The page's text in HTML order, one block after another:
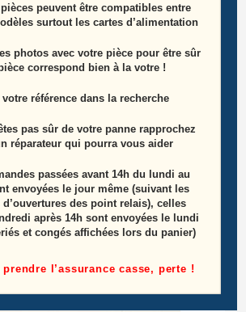
Télé Thomson 55UB6406
08-LH921J1-PW220AA
peuvent être compatibles entre
surtout les cartes d’alimentation
photos avec votre pièce pour être sûr
correspond bien à la votre !
votre référence dans la recherche
pas sûr de votre panne rapprochez
réparateur qui pourra vous aider
passées avant 14h du lundi au
envoyées le jour même (suivant les
des point relais), celles
après 14h sont envoyées le lundi
et congés affichées lors du panier)
prendre l’assurance casse, perte !